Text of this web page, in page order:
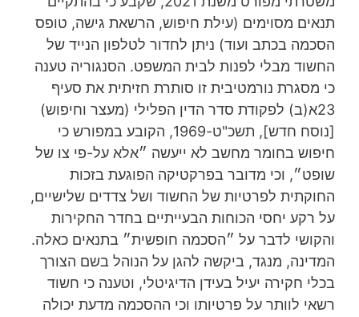
תנאים מסוימים (עילת חיפוש, הרשאת גישה, טופס
הסכמה בכתב ועוד) ניתן לחדור לטלפון הנייד של
החשוד מבלי לפנות לבית המשפט. הסנגוריה טענה
כי מסגרת נורמטיבית זו סותרת חזיתית את סעיף
23א(ב) לפקודת סדר הדין הפלילי (מעצר וחיפוש)
[נוסח חדש], תשכ"ט-1969, הקובע במפורש כי
חיפוש בחומר מחשב לא ייעשה ״אלא על-פי צו של
שופט״, וכי מדובר בפרקטיקה הפוגעת בזכות
החוקתית לפרטיות של החשוד ושל צדדים שלישיים,
על רקע יחסי הכוחות הבעייתיים בחדר החקירות
והקושי לדבר על ״הסכמה חופשית״ בתנאים כאלה.
המדינה, מנגד, ביקשה להגן על הנוהל בשם הצורך
בכלי חקירה יעיל בעידן הדיגיטלי, וטענה כי חשוד
רשאי לוותר על פרטיותו וכי ההסכמה מדעת יכולה